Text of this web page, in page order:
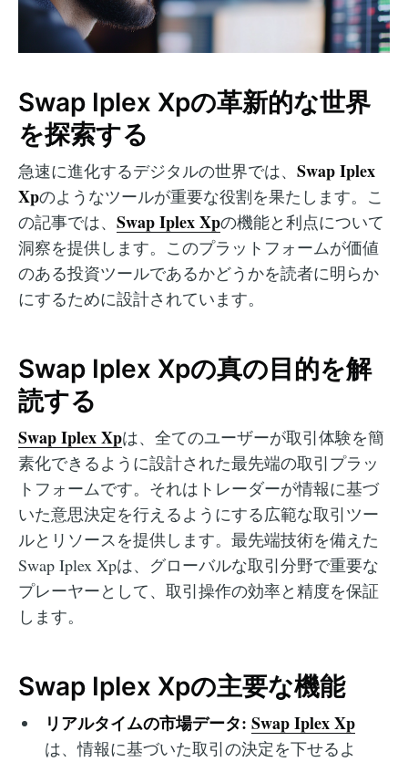
Swap Iplex Xpの革新的な世界
を探索する
急速に進化するデジタルの世界では、 Swap Iplex
Xpのようなツールが重要な役割を果たします。こ
の記事では、 Swap Iplex Xpの機能と利点について
洞察を提供します。このプラットフォームが価値
のある投資ツールであるかどうかを読者に明らか
にするために設計されています。
Swap Iplex Xpの真の目的を解
読する
Swap Iplex Xpは、全てのユーザーが取引体験を簡
素化できるように設計された最先端の取引プラッ
トフォームです。それはトレーダーが情報に基づ
いた意思決定を行えるようにする広範な取引ツー
ルとリソースを提供します。最先端技術を備えた
Swap Iplex Xpは、グローバルな取引分野で重要な
プレーヤーとして、取引操作の効率と精度を保証
します。
Swap Iplex Xpの主要な機能
リアルタイムの市場データ: Swap Iplex Xp
は、情報に基づいた取引の決定を下せるよ